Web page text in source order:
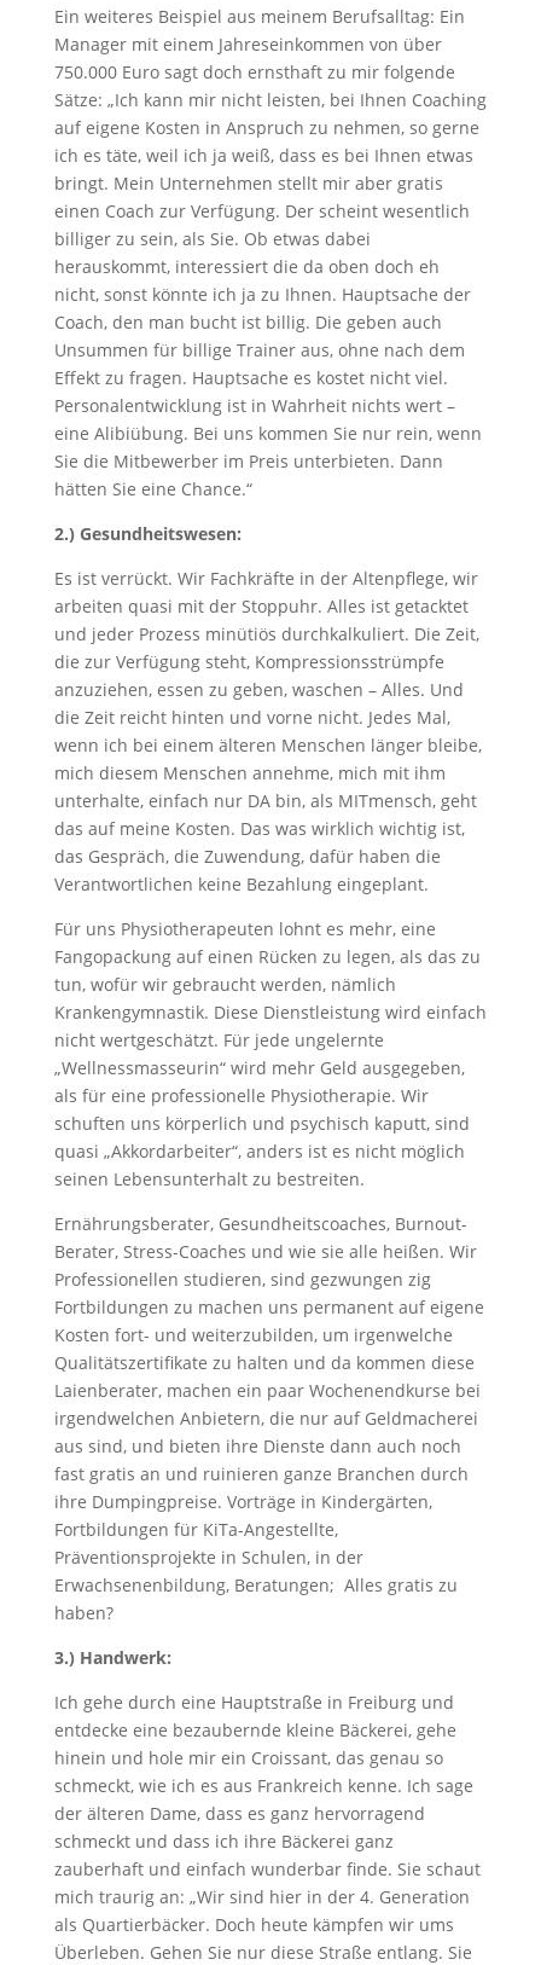
Ein weiteres Beispiel aus meinem Berufsalltag: Ein
Manager mit einem Jahreseinkommen von über
750.000 Euro sagt doch ernsthaft zu mir folgende
Sätze: „Ich kann mir nicht leisten, bei Ihnen Coaching
auf eigene Kosten in Anspruch zu nehmen, so gerne
ich es täte, weil ich ja weiß, dass es bei Ihnen etwas
bringt. Mein Unternehmen stellt mir aber gratis
einen Coach zur Verfügung. Der scheint wesentlich
billiger zu sein, als Sie. Ob etwas dabei
herauskommt, interessiert die da oben doch eh
nicht, sonst könnte ich ja zu Ihnen. Hauptsache der
Coach, den man bucht ist billig. Die geben auch
Unsummen für billige Trainer aus, ohne nach dem
Effekt zu fragen. Hauptsache es kostet nicht viel.
Personalentwicklung ist in Wahrheit nichts wert –
eine Alibiübung. Bei uns kommen Sie nur rein, wenn
Sie die Mitbewerber im Preis unterbieten. Dann
hätten Sie eine Chance.“
2.) Gesundheitswesen:
Es ist verrückt. Wir Fachkräfte in der Altenpflege, wir
arbeiten quasi mit der Stoppuhr. Alles ist getacktet
und jeder Prozess minütiös durchkalkuliert. Die Zeit,
die zur Verfügung steht, Kompressionsstrümpfe
anzuziehen, essen zu geben, waschen – Alles. Und
die Zeit reicht hinten und vorne nicht. Jedes Mal,
wenn ich bei einem älteren Menschen länger bleibe,
mich diesem Menschen annehme, mich mit ihm
unterhalte, einfach nur DA bin, als MITmensch, geht
das auf meine Kosten. Das was wirklich wichtig ist,
das Gespräch, die Zuwendung, dafür haben die
Verantwortlichen keine Bezahlung eingeplant.
Für uns Physiotherapeuten lohnt es mehr, eine
Fangopackung auf einen Rücken zu legen, als das zu
tun, wofür wir gebraucht werden, nämlich
Krankengymnastik. Diese Dienstleistung wird einfach
nicht wertgeschätzt. Für jede ungelernte
„Wellnessmasseurin“ wird mehr Geld ausgegeben,
als für eine professionelle Physiotherapie. Wir
schuften uns körperlich und psychisch kaputt, sind
quasi „Akkordarbeiter“, anders ist es nicht möglich
seinen Lebensunterhalt zu bestreiten.
Ernährungsberater, Gesundheitscoaches, Burnout-
Berater, Stress-Coaches und wie sie alle heißen. Wir
Professionellen studieren, sind gezwungen zig
Fortbildungen zu machen uns permanent auf eigene
Kosten fort- und weiterzubilden, um irgenwelche
Qualitätszertifikate zu halten und da kommen diese
Laienberater, machen ein paar Wochenendkurse bei
irgendwelchen Anbietern, die nur auf Geldmacherei
aus sind, und bieten ihre Dienste dann auch noch
fast gratis an und ruinieren ganze Branchen durch
ihre Dumpingpreise. Vorträge in Kindergärten,
Fortbildungen für KiTa-Angestellte,
Präventionsprojekte in Schulen, in der
Erwachsenenbildung, Beratungen; Alles gratis zu
haben?
3.) Handwerk:
Ich gehe durch eine Hauptstraße in Freiburg und
entdecke eine bezaubernde kleine Bäckerei, gehe
hinein und hole mir ein Croissant, das genau so
schmeckt, wie ich es aus Frankreich kenne. Ich sage
der älteren Dame, dass es ganz hervorragend
schmeckt und dass ich ihre Bäckerei ganz
zauberhaft und einfach wunderbar finde. Sie schaut
mich traurig an: „Wir sind hier in der 4. Generation
als Quartierbäcker. Doch heute kämpfen wir ums
Überleben. Gehen Sie nur diese Straße entlang. Sie